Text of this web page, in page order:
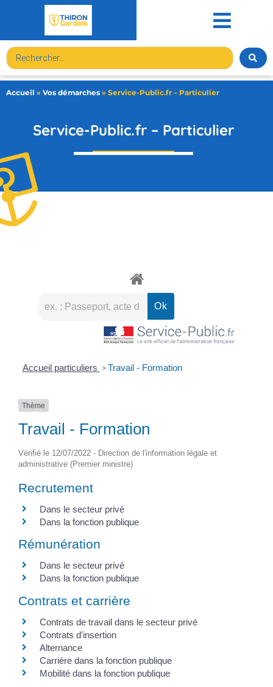
Accueil » Vos démarches » Service-Public.fr – Particulier
Service-Public.fr – Particulier
Accueil particuliers > Travail - Formation
Thème
Travail - Formation
Vérifié le 12/07/2022 - Direction de l'information légale et
administrative (Premier ministre)
Recrutement
Dans le secteur privé
Dans la fonction publique
Rémunération
Dans le secteur privé
Dans la fonction publique
Contrats et carrière
Contrats de travail dans le secteur privé
Contrats d'insertion
Alternance
Carrière dans la fonction publique
Mobilité dans la fonction publique